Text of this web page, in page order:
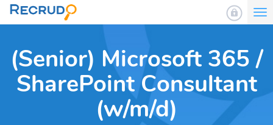
(Senior) Microsoft 365 /
SharePoint Consultant
(w/m/d)